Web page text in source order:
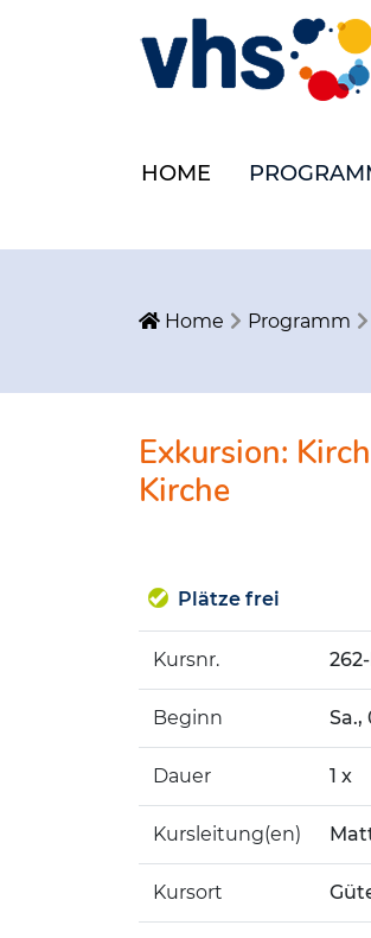
HOME
Home Programm
Exkursion:
Kirche
Plätze frei
Kursnr.
Beginn Sa.,
Dauer 1 x
Kursleitung(en)
Kursort